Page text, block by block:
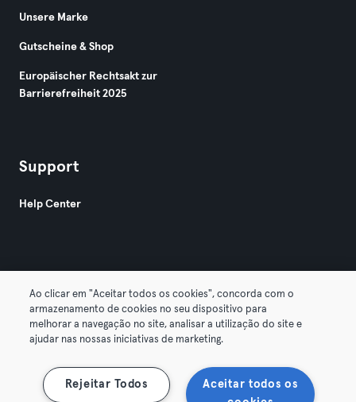
Unsere Marke
Gutscheine & Shop
Europäischer Rechtsakt zur
Barrierefreiheit 2025
Support
Help Center
© 2026 Urban Sports Group GmbH. All rights reserved.
AGB Datenschutz Impressum
Vertrag hier kündigen Hier Verträge widerrufen
Ao clicar em "Aceitar todos os cookies", concorda com o
armazenamento de cookies no seu dispositivo para
melhorar a navegação no site, analisar a utilização do site e
ajudar nas nossas iniciativas de marketing.
Aceitar todos os
Rejeitar Todos